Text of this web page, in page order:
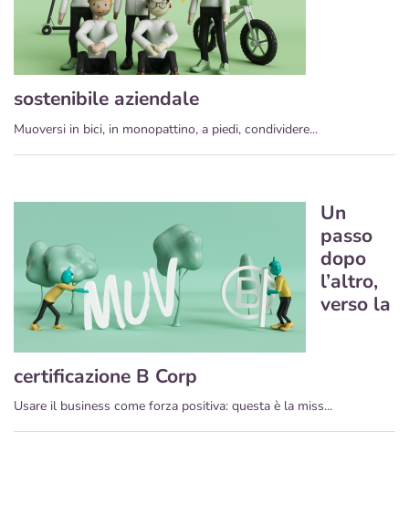
sostenibile aziendale
Muoversi in bici, in monopattino, a piedi, condividere...
Un
passo
dopo
l’altro,
verso la
certificazione B Corp
Usare il business come forza positiva: questa è la miss...